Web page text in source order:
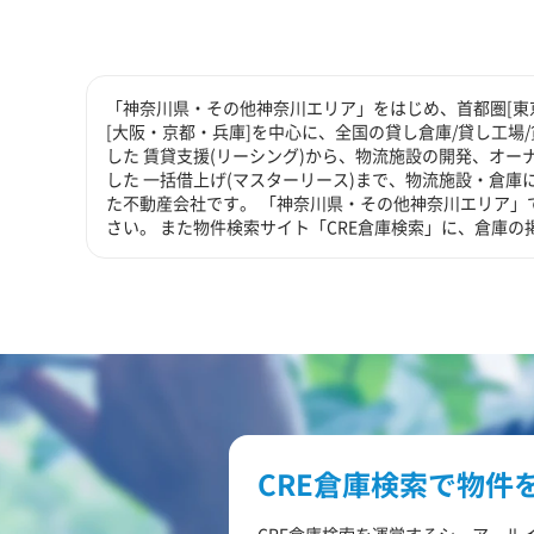
「神奈川県・その他神奈川エリア」をはじめ、首都圏
[大阪・京都・兵庫]を中心に、全国の貸し倉庫/貸し工
した 賃貸支援(リーシング)から、物流施設の開発、オ
した 一括借上げ(マスターリース)まで、物流施設・倉
た不動産会社です。 「神奈川県・その他神奈川エリア
さい。 また物件検索サイト「CRE倉庫検索」に、倉庫
CRE倉庫検索で物件